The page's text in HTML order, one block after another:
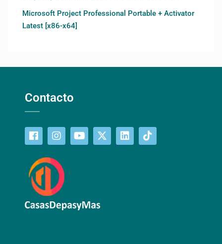
Microsoft Project Professional Portable + Activator
Latest [x86-x64]
Contacto